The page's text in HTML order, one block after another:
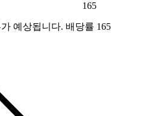
165
예상됩니다. 배당률 165